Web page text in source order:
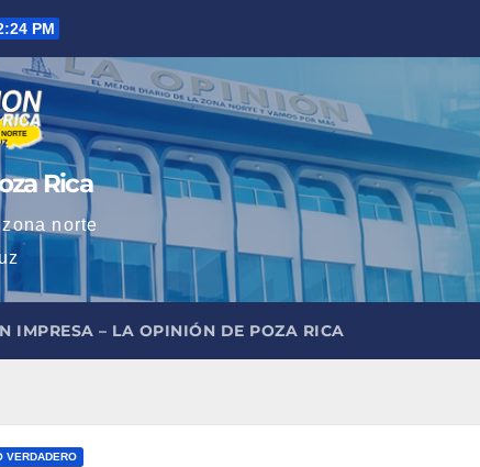
PM
Rica
norte
IMPRESA – LA OPINIÓN DE POZA RICA
VERDADERO